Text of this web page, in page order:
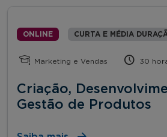
ONLINE CURTA E MÉDIA
Marketing e Vendas 30
Criação,
Gestão de Produtos